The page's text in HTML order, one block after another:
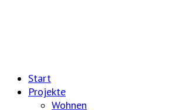
Start
Projekte
Wohnen